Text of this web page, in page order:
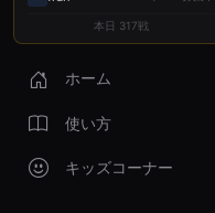
本日 317戦
ホーム
使い方
キッズコーナー